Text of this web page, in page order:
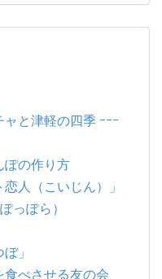
と津軽の四季 ｰｰｰ
ぽの作り方
人（こいじん）」
っぽら）
」
べさせる友の会